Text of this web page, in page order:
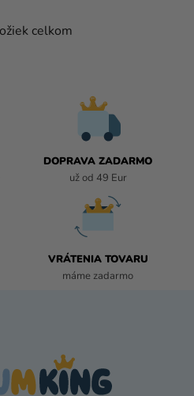
O
U
celkom
DOPRAVA ZADARMO
už od 49 Eur
VRÁTENIA TOVARU
máme zadarmo